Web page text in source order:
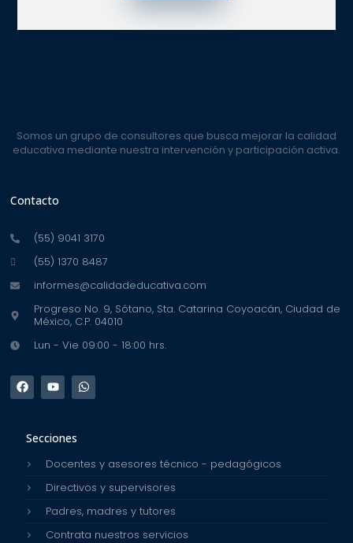
Somos un grupo de consultores que busca mejorar la calidad
educativa mediante nuestra intervención y participación activa.
Contacto
(55) 9041 3170
(55) 1370 8487
informes@calidadeducativa.com
Progreso No. 9, Sótano, Sta. Catarina Coyoacán, Ciudad de
México, C.P. 04010
Lun - Vie 09:00 - 18:00 hrs.
Secciones
Docentes y asesores técnico - pedagógicos
Directivos y supervisores
Padres, madres y tutores
Contrata nuestros servicios